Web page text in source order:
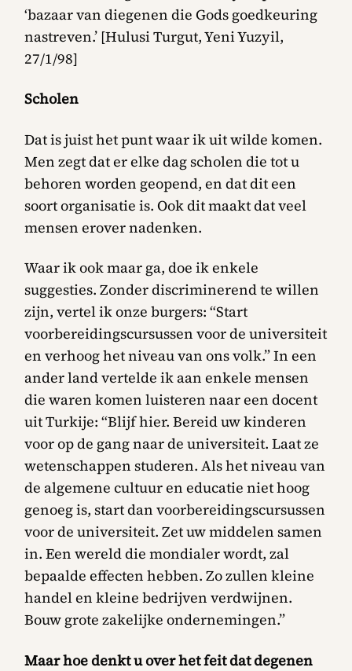
‘bazaar van diegenen die Gods goedkeuring
nastreven.’ [Hulusi Turgut, Yeni Yuzyil,
27/1/98]
Scholen
Dat is juist het punt waar ik uit wilde komen.
Men zegt dat er elke dag scholen die tot u
behoren worden geopend, en dat dit een
soort organisatie is. Ook dit maakt dat veel
mensen erover nadenken.
Waar ik ook maar ga, doe ik enkele
suggesties. Zonder discriminerend te willen
zijn, vertel ik onze burgers: “Start
voorbereidingscursussen voor de universiteit
en verhoog het niveau van ons volk.” In een
ander land vertelde ik aan enkele mensen
die waren komen luisteren naar een docent
uit Turkije: “Blijf hier. Bereid uw kinderen
voor op de gang naar de universiteit. Laat ze
wetenschappen studeren. Als het niveau van
de algemene cultuur en educatie niet hoog
genoeg is, start dan voorbereidingscursussen
voor de universiteit. Zet uw middelen samen
in. Een wereld die mondialer wordt, zal
bepaalde effecten hebben. Zo zullen kleine
handel en kleine bedrijven verdwijnen.
Bouw grote zakelijke ondernemingen.”
Maar hoe denkt u over het feit dat degenen